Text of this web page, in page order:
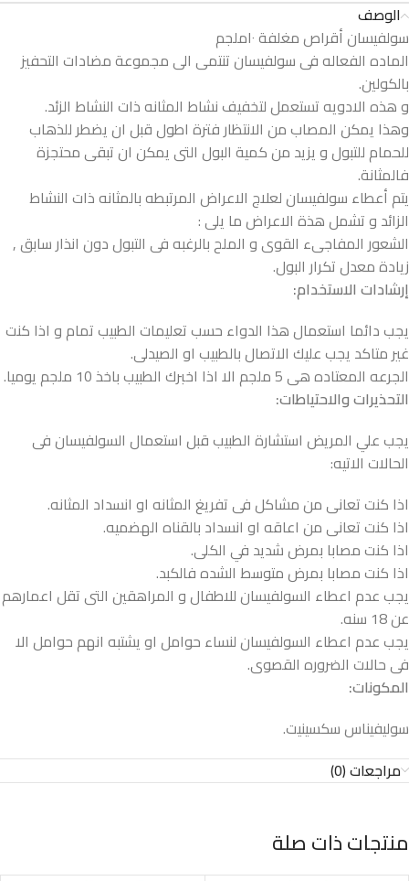
الوصف
سولفيسان أقراص مغلفة ١٠ملجم
الماده الفعاله فى سولفيسان تنتمى الى مجموعة مضادات التحفيز
بالكولين.
و هذه الادويه تستعمل لتخفيف نشاط المثانه ذات النشاط الزئد.
وهذا يمكن المصاب من الانتظار فترة اطول قبل ان يضطر للذهاب
للحمام للتبول و يزيد من كمية البول التى يمكن ان تبقى محتجزة
فالمثانة.
يتم أعطاء سولفيسان لعلاج الاعراض المرتبطه بالمثانه ذات النشاط
الزائد و تشمل هذة الاعراض ما يلى :
الشعور المفاجىء القوى و الملح بالرغبه فى التبول دون انذار سابق ,
زيادة معدل تكرار البول.
إرشادات الاستخدام:
يجب دائما استعمال هذا الدواء حسب تعليمات الطبيب تمام و اذا كنت
غير متاكد يجب عليك الاتصال بالطبيب او الصيدلى.
الجرعه المعتاده هى 5 ملجم الا اذا اخبرك الطبيب باخذ 10 ملجم يوميا.
التحذيرات والاحتياطات:
يجب علي المريض استشارة الطبيب قبل استعمال السولفيسان فى
الحالات الاتيه:
اذا كنت تعانى من مشاكل فى تفريغ المثانه او انسداد المثانه.
اذا كنت تعانى من اعاقه او انسداد بالقناه الهضميه.
اذا كنت مصابا بمرض شديد في الكلى.
اذا كنت مصابا بمرض متوسط الشده فالكبد.
يجب عدم اعطاء السولفيسان للاطفال و المراهقين التى تقل اعمارهم
عن 18 سنه.
يجب عدم اعطاء السولفيسان لنساء حوامل او يشتبه انهم حوامل الا
فى حالات الضروره القصوى.
المكونات:
سوليفيناس سكسينيت.
مراجعات (0)
منتجات ذات صلة